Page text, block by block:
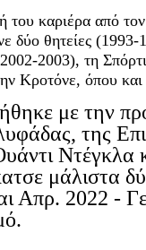
του καριέρα από
δύο θητείες
2003), τη
Κροτόνε, όπου
με την
της
Ντέγκλα
μάλιστα
Απρ. 2022 -